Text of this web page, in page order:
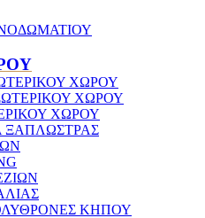
ΧΩΡΟΥ
ΧΩΡΟΥ
ΧΩΡΟΥ
ΞΑΠΛΩΣΤΡΑΣ
ΚΗΠΟΥ